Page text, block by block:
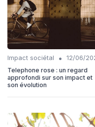
Impact sociétal •
12/06/
Telephone rose : un regard
approfondi sur son impact et
son évolution